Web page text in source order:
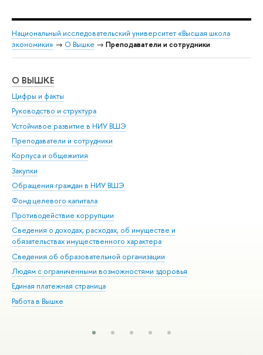
Национальный исследовательский университет «Высшая школа
экономики» → О Вышке → Преподаватели и сотрудники
О ВЫШКЕ
Цифры и факты
Руководство и структура
Устойчивое развитие в НИУ ВШЭ
Преподаватели и сотрудники
Корпуса и общежития
Закупки
Обращения граждан в НИУ ВШЭ
Фонд целевого капитала
Противодействие коррупции
Сведения о доходах, расходах, об имуществе и
обязательствах имущественного характера
Сведения об образовательной организации
Людям с ограниченными возможностями здоровья
Единая платежная страница
Работа в Вышке